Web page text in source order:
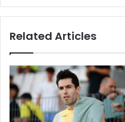
Related Articles